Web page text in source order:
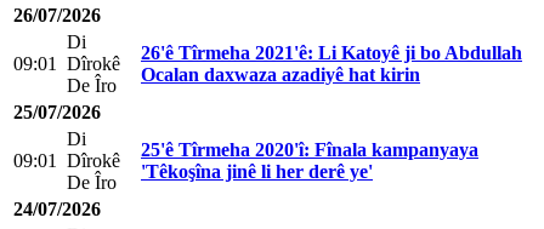
26/07/2026
09:01
Di
Dîrokê
De Îro
26'ê Tîrmeha 2021'ê: Li Katoyê ji bo Abdullah
Ocalan daxwaza azadiyê hat kirin
25/07/2026
09:01
Di
Dîrokê
De Îro
25'ê Tîrmeha 2020'î: Fînala kampanyaya
'Têkoşîna jinê li her derê ye'
24/07/2026